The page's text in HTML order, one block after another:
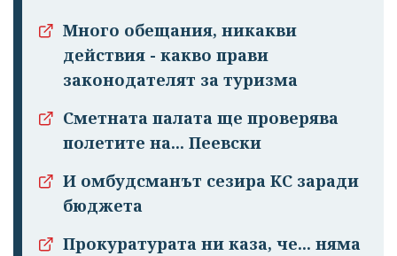
Много обещания, никакви
действия - какво прави
законодателят за туризма
Сметната палата ще проверява
полетите на... Пеевски
И омбудсманът сезира КС заради
бюджета
Прокуратурата ни каза, че... няма